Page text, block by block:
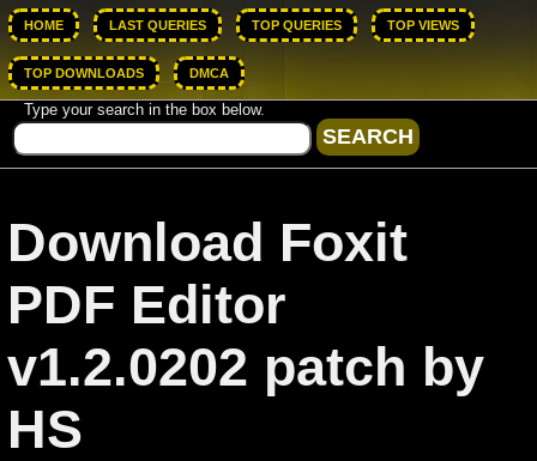
HOME LAST QUERIES TOP QUERIES TOP VIEWS
TOP DOWNLOADS DMCA
Type your search in the box below.
Download Foxit
PDF Editor
v1.2.0202 patch by
HS